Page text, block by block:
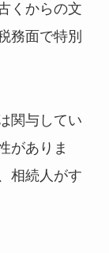
くからの文
務面で特別
関与してい
がありま
相続人がす